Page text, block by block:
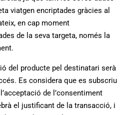
viatgen encriptades gràcies al
en cap moment
de la seva targeta, només la
del producte pel destinatari serà
Es considera que es subscriu
de l’consentiment
el justificant de la transacció, i